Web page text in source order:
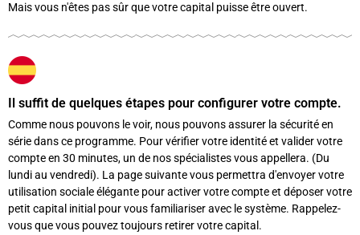
Mais vous n'êtes pas sûr que votre capital puisse être ouvert.
Il suffit de quelques étapes pour configurer votre compte.
Comme nous pouvons le voir, nous pouvons assurer la sécurité en
série dans ce programme. Pour vérifier votre identité et valider votre
compte en 30 minutes, un de nos spécialistes vous appellera. (Du
lundi au vendredi). La page suivante vous permettra d'envoyer votre
utilisation sociale élégante pour activer votre compte et déposer votre
petit capital initial pour vous familiariser avec le système. Rappelez-
vous que vous pouvez toujours retirer votre capital.